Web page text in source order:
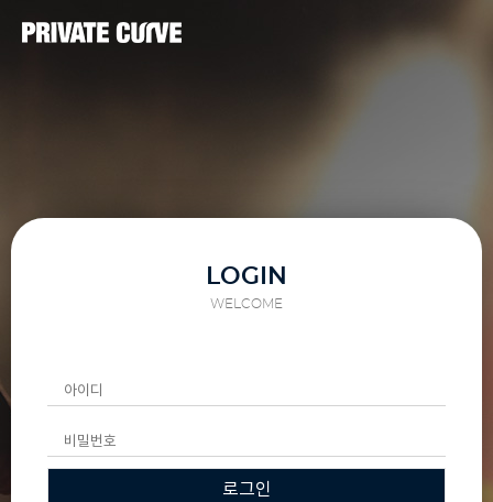
LOGIN
WELCOME
로그인